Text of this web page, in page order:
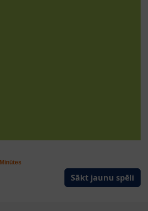
Minūtes
Sākt jaunu spēli